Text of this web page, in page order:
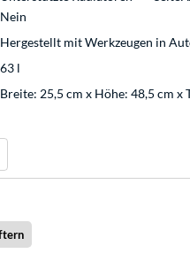
Nein
Hergestellt mit Werkzeugen in
63 l
Breite: 25,5 cm x Höhe: 48,5 cm x